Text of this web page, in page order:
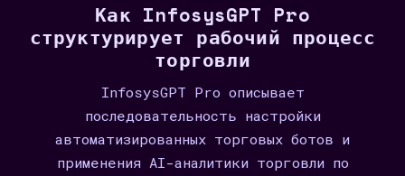
Как InfosysGPT Pro
структурирует рабочий процесс
торговли
InfosysGPT Pro описывает
последовательность настройки
автоматизированных торговых ботов и
применения AI-аналитики торговли по